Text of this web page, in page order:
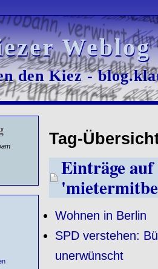
den Kiez -
den Kiez -
Tag-
Einträge
Wohnen in Berlin
SPD verstehen:
unerwünscht